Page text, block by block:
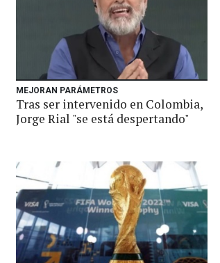
MEJORAN PARÁMETROS
Tras ser intervenido en Colombia,
Jorge Rial "se está despertando"